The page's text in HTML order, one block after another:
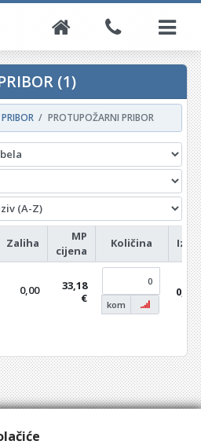
(1)
PROTUPOŽARNI PRIBOR
Zaliha
MP
cijena
Količina
0,00
33,18
€
kom
0,00